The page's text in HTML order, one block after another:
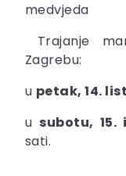
medvjeda
Trajanje
Zagrebu:
u petak, 14.
u subotu, 15.
sati.